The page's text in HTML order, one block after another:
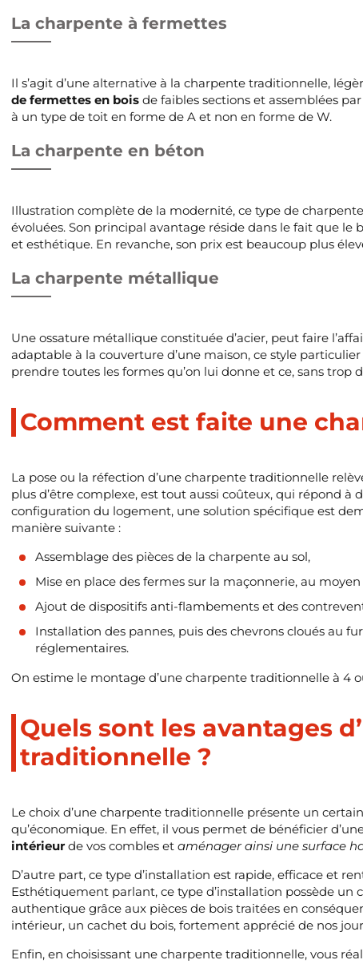
La charpente à fermettes
Il s’agit d’une alternative à la charpente traditionnelle,
de fermettes en bois de faibles sections et assemblées
à un type de toit en forme de A et non en forme de W.
La charpente en béton
Illustration complète de la modernité, ce type de
évoluées. Son principal avantage réside dans le fait que
et esthétique. En revanche, son prix est beaucoup plus
La charpente métallique
Une ossature métallique constituée d’acier, peut faire
adaptable à la couverture d’une maison, ce style
prendre toutes les formes qu’on lui donne et ce, sans trop
Comment est faite une
La pose ou la réfection d’une charpente traditionnelle
plus d’être complexe, est tout aussi coûteux, qui répond à
configuration du logement, une solution spécifique est
manière suivante :
Assemblage des pièces de la charpente au sol,
Mise en place des fermes sur la maçonnerie, au
Ajout de dispositifs anti-flambements et des
Installation des pannes, puis des chevrons cloués au
réglementaires.
On estime le montage d’une charpente traditionnelle à 4
Quels sont les avantages
traditionnelle ?
Le choix d’une charpente traditionnelle présente un
qu’économique. En effet, il vous permet de bénéficier
intérieurde vos combles etaménager ainsi une surface
D’autre part, ce type d’installation est rapide, efficace et
Esthétiquement parlant, ce type d’installation possède
authentique grâce aux pièces de bois traitées en
intérieur, un cachet du bois, fortement apprécié de nos
Enfin, en choisissant une charpente traditionnelle, vous